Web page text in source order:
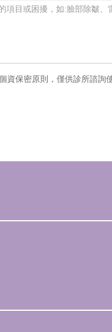
資保密原則，僅供診所諮詢